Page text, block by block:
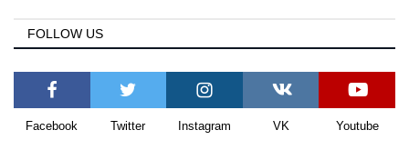
FOLLOW US
Facebook Twitter Instagram VK Youtube